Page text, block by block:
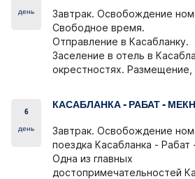
день
Завтрак. Освобождение
Свободное время.
Отправление в Касабланку.
Заселение в отель в
окрестностях. Размещение,
6
день
КАСАБЛАНКА - РАБАТ -
Завтрак. Освобождение
поездка Касабланка - Рабат
Одна из главных
достопримечательностей